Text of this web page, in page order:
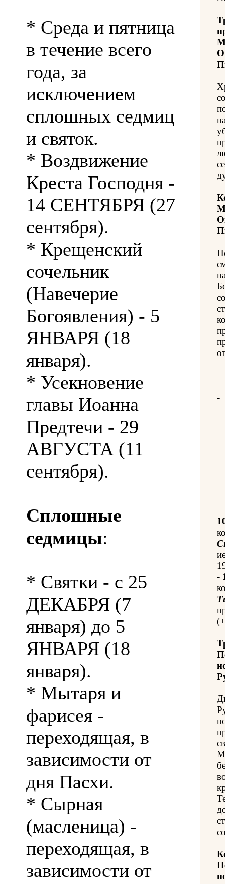
* Среда и пятница
в течение всего
года, за
исключением
сплошных седмиц
и святок.
* Воздвижение
Креста Господня -
14 СЕНТЯБРЯ (27
сентября).
* Крещенский
сочельник
(Навечерие
Богоявления) - 5
ЯНВАРЯ (18
января).
* Усекновение
главы Иоанна
Предтечи - 29
АВГУСТА (11
сентября).
Сплошные
седмицы:
* Святки - с 25
ДЕКАБРЯ (7
января) до 5
ЯНВАРЯ (18
января).
* Мытаря и
фарисея -
переходящая, в
зависимости от
дня Пасхи.
* Сырная
(масленица) -
переходящая, в
зависимости от
-
-